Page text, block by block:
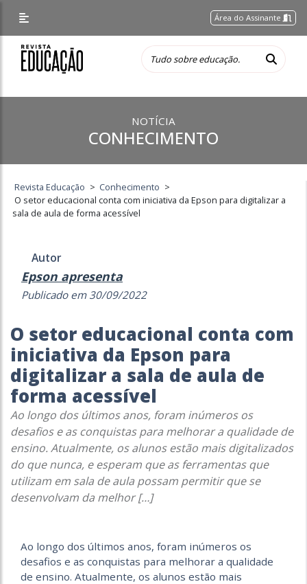
Área do Assinante
NOTÍCIA
CONHECIMENTO
Revista Educação > Conhecimento >
O setor educacional conta com iniciativa da Epson para digitalizar a
sala de aula de forma acessível
Autor
Epson apresenta
Publicado em 30/09/2022
O setor educacional conta com
iniciativa da Epson para
digitalizar a sala de aula de
forma acessível
Ao longo dos últimos anos, foram inúmeros os
desafios e as conquistas para melhorar a qualidade de
ensino. Atualmente, os alunos estão mais digitalizados
do que nunca, e esperam que as ferramentas que
utilizam em sala de aula possam permitir que se
desenvolvam da melhor […]
Ao longo dos últimos anos, foram inúmeros os
desafios e as conquistas para melhorar a qualidade
de ensino. Atualmente, os alunos estão mais